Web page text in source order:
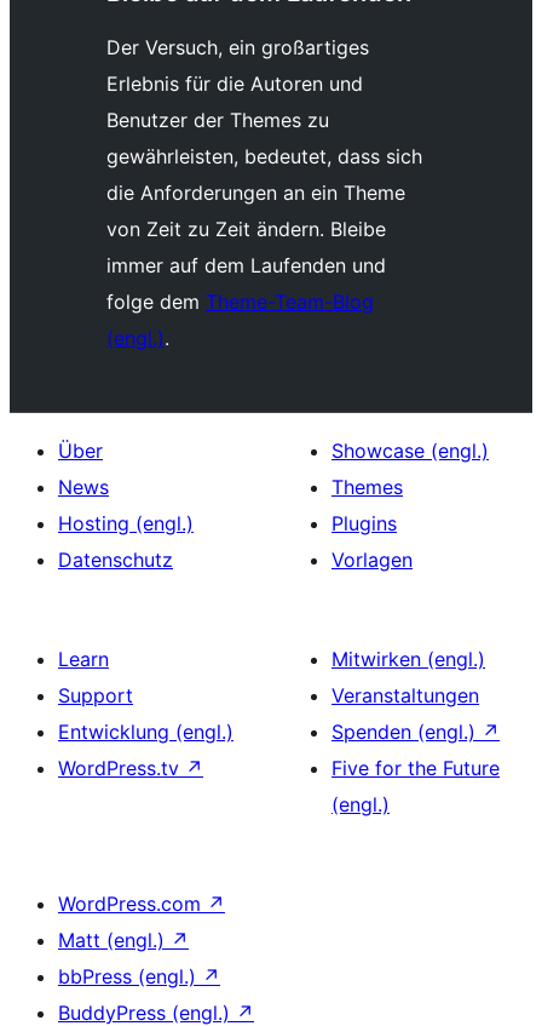
Der Versuch, ein großartiges
Erlebnis für die Autoren und
Benutzer der Themes zu
gewährleisten, bedeutet, dass sich
die Anforderungen an ein Theme
von Zeit zu Zeit ändern. Bleibe
immer auf dem Laufenden und
folge dem Theme-Team-Blog
(engl.).
Über
News
Hosting (engl.)
Datenschutz
Showcase (engl.)
Themes
Plugins
Vorlagen
Learn
Support
Entwicklung (engl.)
WordPress.tv ↗
Mitwirken (engl.)
Veranstaltungen
Spenden (engl.) ↗
Five for the Future
(engl.)
WordPress.com ↗
Matt (engl.) ↗
bbPress (engl.) ↗
BuddyPress (engl.) ↗